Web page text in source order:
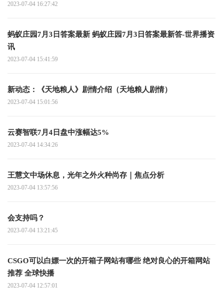
2023-07-04 16:27:42
蚂蚁庄园7月3日答案最新 蚂蚁庄园7月3日答案最新答-世界播资
讯
2023-07-04 15:41:59
新动态：《天地粮人》剧情介绍（天地粮人剧情）
2023-07-04 15:01:56
云赛智联7月4日盘中涨幅达5%
2023-07-04 14:34:26
王慧文中场休息，光年之外火种尚存｜焦点分析
2023-07-04 13:57:56
会支持吗？
2023-07-04 13:21:45
CSGO可以白嫖一次的开箱子网站有哪些 绝对良心的开箱网站
推荐 全球快播
2023-07-04 12:57:01